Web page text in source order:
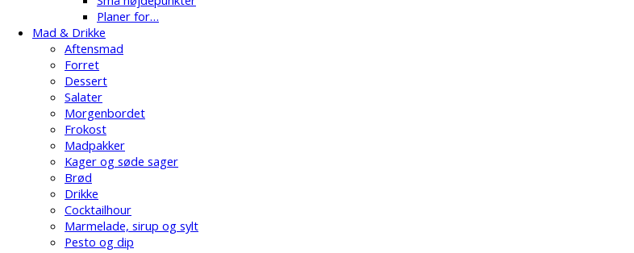
Planer for…
Mad & Drikke
Aftensmad
Forret
Dessert
Salater
Morgenbordet
Frokost
Madpakker
Kager og søde sager
Brød
Drikke
Cocktailhour
Marmelade, sirup og sylt
Pesto og dip